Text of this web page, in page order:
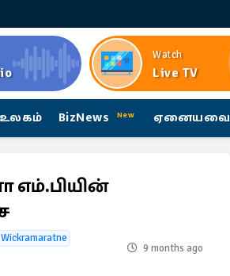
Watch
Live TV
உலகம் BizNews New ஏனையவை
எம்.பியின்
9 months ago